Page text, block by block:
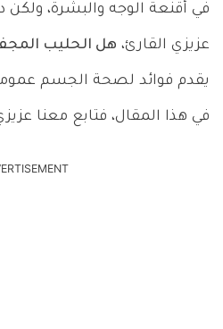
في أقنعة الوجه والبشرة،
عزيزي القارئ، هل الحليب
يقدم فوائد لصحة الجسم
في هذا المقال، فتابع معنا